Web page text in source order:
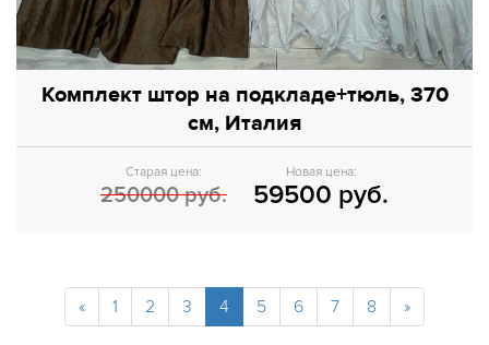
Комплект штор на подкладе+тюль, 370
см, Италия
Старая цена:
250000 руб.
Новая цена:
59500 руб.
« 1 2 3 4 5 6 7 8 »